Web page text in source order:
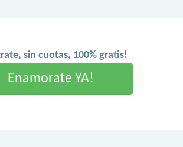
sin cuotas, 100% gratis!
Enamorate YA!